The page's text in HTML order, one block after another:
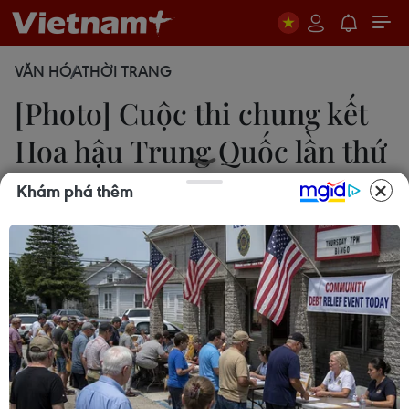
VĂN HÓATHỜI TRANG
[Photo] Cuộc thi chung kết
Hoa hậu Trung Quốc lần thứ
9
15/09/2014 02:04
Người đẹp Wang Yunting đã đoạt vương miện
Hoa hậu Trung Quốc tại cuộc thi chung kết Hoa
hậu Trung Quốc lần thứ 9 diễn ra ở tỉnh Hà Bắc
ngày 13/9.
Người đẹp Wang Yunting đã đoạt vương miện
Khám phá thêm